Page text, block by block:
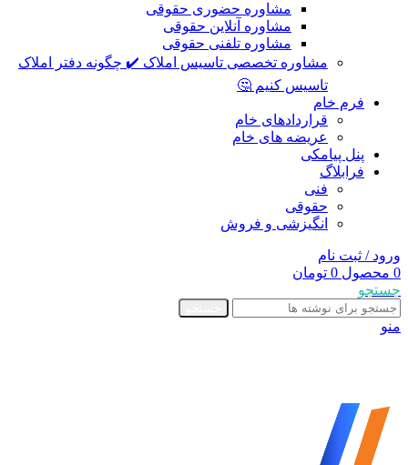
مشاوره حضوری حقوقی
مشاوره آنلاین حقوقی
مشاوره تلفنی حقوقی
مشاوره تخصصی تاسیس املاک ✔️ چگونه دفتر املاک
تاسیس کنیم 🤔
فرم خام
قراردادهای خام
عریضه های خام
پنل پیامکی
فرابلاگ
فنی
حقوقی
انگیزشی و فروش
ورود / ثبت نام
0 محصول 0 تومان
جستجو
منو